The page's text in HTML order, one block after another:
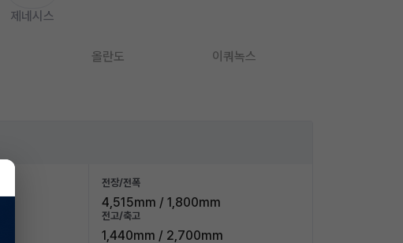
제네시스
올란도 이쿼녹스
전장/전폭
4,515mm / 1,800mm
전고/축고
1,440mm / 2,700mm